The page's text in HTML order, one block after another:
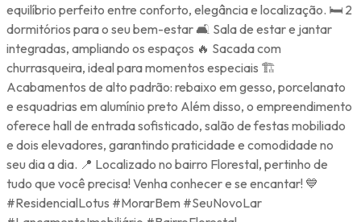
equilíbrio perfeito entre conforto, elegância e localização. 🛏️ 2
dormitórios para o seu bem-estar 🛋️ Sala de estar e jantar
integradas, ampliando os espaços 🔥 Sacada com
churrasqueira, ideal para momentos especiais 🏗️
Acabamentos de alto padrão: rebaixo em gesso, porcelanato
e esquadrias em alumínio preto Além disso, o empreendimento
oferece hall de entrada sofisticado, salão de festas mobiliado
e dois elevadores, garantindo praticidade e comodidade no
seu dia a dia. 📍 Localizado no bairro Florestal, pertinho de
tudo que você precisa! Venha conhecer e se encantar! 💙
#ResidencialLotus #MorarBem #SeuNovoLar